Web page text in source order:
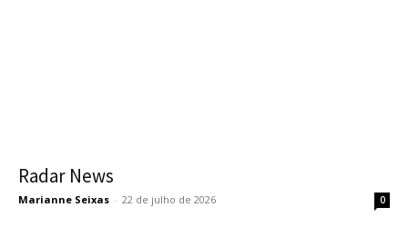
Radar News
Marianne Seixas - 22 de julho de 2026 0